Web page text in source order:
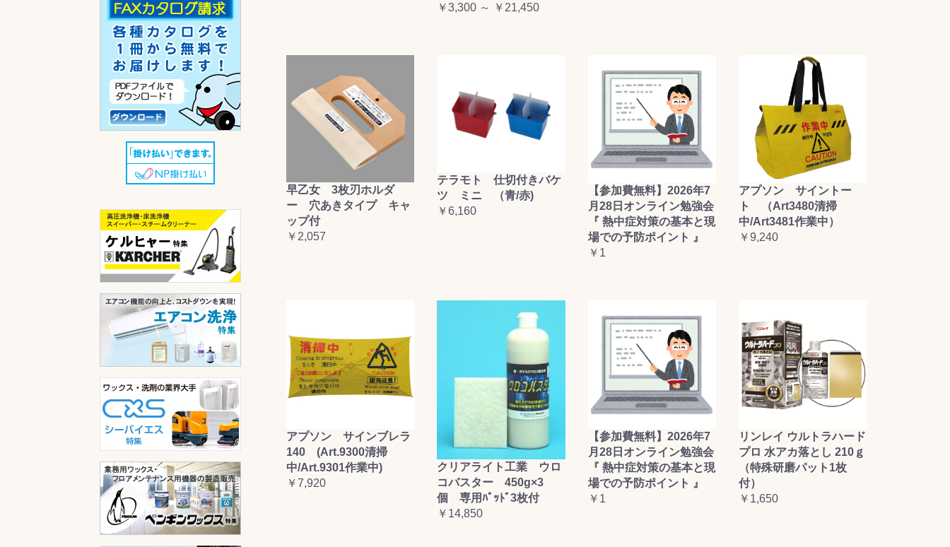
￥3,300 ～ ￥21,450
早乙女 3枚刃ホルダ
ー 穴あきタイプ キャ
ップ付
￥2,057
テラモト 仕切付きバケ
ツ ミニ （青/赤)
￥6,160
【参加費無料】2026年7
月28日オンライン勉強会
『 熱中症対策の基本と現
場での予防ポイント 』
￥1
アプソン サイントー
ト （Art3480清掃
中/Art3481作業中）
￥9,240
アプソン サインブレラ
140 (Art.9300清掃
中/Art.9301作業中)
￥7,920
クリアライト工業 ウロ
コバスター 450g×3
個 専用ﾊﾟｯﾄﾞ3枚付
￥14,850
【参加費無料】2026年7
月28日オンライン勉強会
『 熱中症対策の基本と現
場での予防ポイント 』
￥1
リンレイ ウルトラハード
プロ 水アカ落とし 210ｇ
（特殊研磨パット1枚
付）
￥1,650